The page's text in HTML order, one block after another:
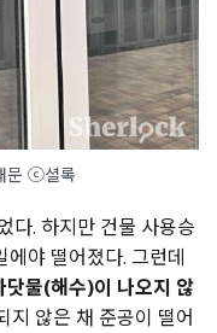
문 ⓒ셜록
다. 하지만 건물 사용승
야 떨어졌다. 그런데
닷물(해수)이 나오지 않
지 않은 채 준공이 떨어